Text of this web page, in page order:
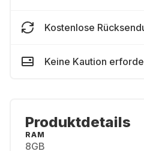
Kostenlose
Keine Kaution
Produktdetails
RAM
8GB